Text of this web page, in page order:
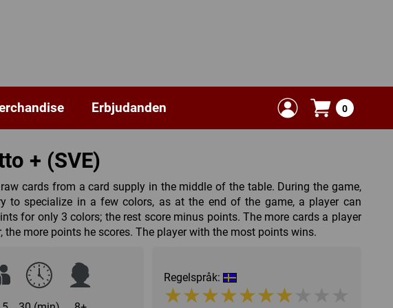
Erbjudanden 0
+ (SVE)
cards from a card supply in the middle of the table. During the game,
to specialize in a few colors, as at the end of the game, a player can
for only 3 colors; the rest score minus points. The more cards a player
the more points he scores. The player with the most points wins.
Regelspråk:
★★★★★★★★★★
★★★★★★★★★★